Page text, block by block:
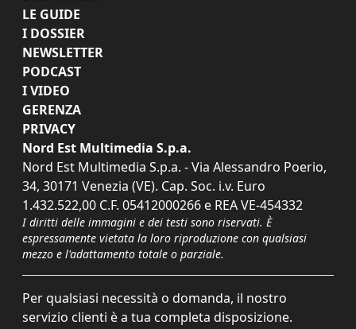
LE GUIDE
I DOSSIER
NEWSLETTER
PODCAST
I VIDEO
GERENZA
PRIVACY
Nord Est Multimedia S.p.a.
Nord Est Multimedia S.p.a. - Via Alessandro Poerio,
34, 30171 Venezia (VE). Cap. Soc. i.v. Euro
1.432.522,00 C.F. 05412000266 e REA VE-454332
I diritti delle immagini e dei testi sono riservati. È
espressamente vietata la loro riproduzione con qualsiasi
mezzo e l'adattamento totale o parziale.
Per qualsiasi necessità o domanda, il nostro
servizio clienti è a tua completa disposizione.